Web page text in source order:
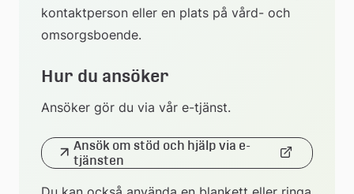
kontaktperson eller en plats på vård- och
omsorgsboende.
Hur du ansöker
Ansöker gör du via vår e-tjänst.
Ansök om stöd och hjälp via e-
tjänsten
till